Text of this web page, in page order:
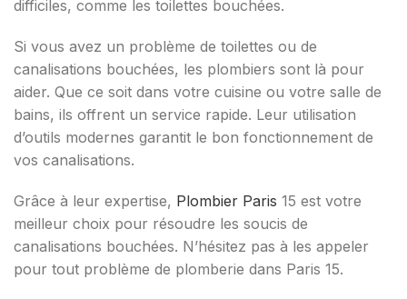
difficiles, comme les toilettes bouchées.
Si vous avez un problème de toilettes ou de
canalisations bouchées, les plombiers sont là pour
aider. Que ce soit dans votre cuisine ou votre salle de
bains, ils offrent un service rapide. Leur utilisation
d’outils modernes garantit le bon fonctionnement de
vos canalisations.
Grâce à leur expertise, Plombier Paris 15 est votre
meilleur choix pour résoudre les soucis de
canalisations bouchées. N’hésitez pas à les appeler
pour tout problème de plomberie dans Paris 15.